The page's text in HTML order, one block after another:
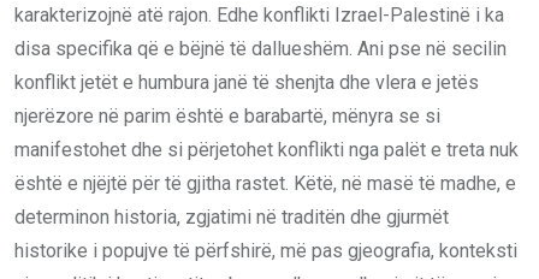
karakterizojnë atë rajon. Edhe konflikti Izrael-Palestinë i ka
disa specifika që e bëjnë të dallueshëm. Ani pse në secilin
konflikt jetët e humbura janë të shenjta dhe vlera e jetës
njerëzore në parim është e barabartë, mënyra se si
manifestohet dhe si përjetohet konflikti nga palët e treta nuk
është e njëjtë për të gjitha rastet. Këtë, në masë të madhe, e
determinon historia, zgjatimi në traditën dhe gjurmët
historike i popujve të përfshirë, më pas gjeografia, konteksti